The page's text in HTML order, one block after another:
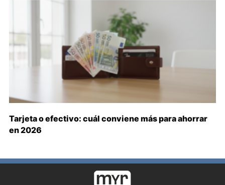
Tarjeta o efectivo: cuál conviene más para ahorrar
en 2026